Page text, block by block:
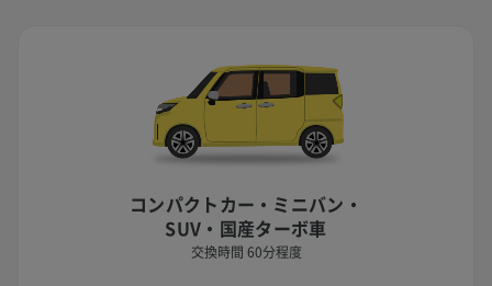
コンパクトカー・ミニバン・
SUV・国産ターボ車
交換時間 60分程度